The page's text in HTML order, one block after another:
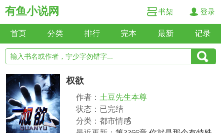
有鱼小说网 书架 登录
首页 分类 排行 完本 最新 记录
权欲
作者： 土豆先生本尊
状态：已完结
分类：都市情感